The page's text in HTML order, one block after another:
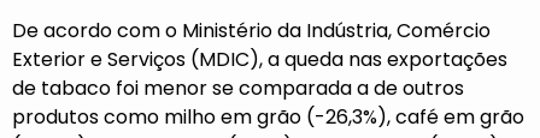
De acordo com o Ministério da Indústria, Comércio
Exterior e Serviços (MDIC), a queda nas exportações
de tabaco foi menor se comparada a de outros
produtos como milho em grão (-26,3%), café em grão